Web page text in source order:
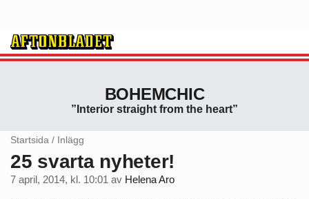
BOHEMCHIC
”Interior straight from the heart”
Startsida / Inlägg
25 svarta nyheter!
7 april, 2014, kl. 10:01 av Helena Aro